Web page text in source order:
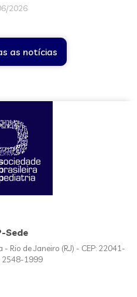
2026
as notícias
Sede
Rio de Janeiro (RJ) - CEP: 22041-
2548-1999